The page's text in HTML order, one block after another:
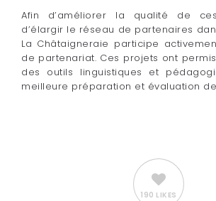
Afin d’améliorer la qualité de
d’élargir le réseau de partenaires
La Châtaigneraie participe
de partenariat. Ces projets ont
des outils linguistiques et
meilleure préparation et évaluation
190 LIKES